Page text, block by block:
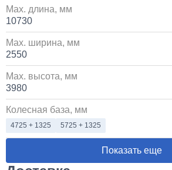
Max. длина, мм
10730
Max. ширина, мм
2550
Max. высота, мм
3980
Колесная база, мм
4725 + 1325 5725 + 1325
Показать еще